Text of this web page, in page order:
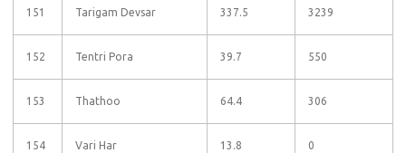
151 Tarigam Devsar 337.5 3239
152 Tentri Pora 39.7 550
153 Thathoo 64.4 306
154 Vari Har 13.8 0